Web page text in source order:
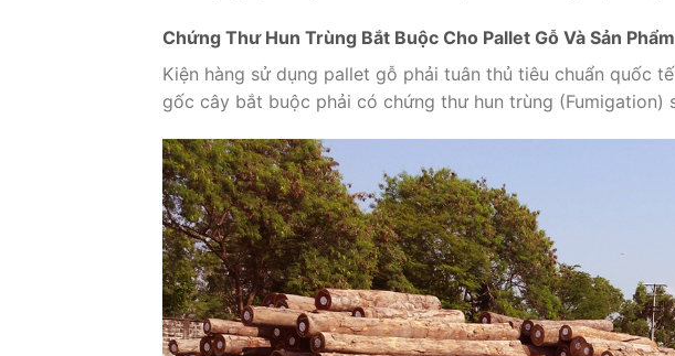
Chứng Thư Hun Trùng Bắt Buộc Cho Pallet Gỗ Và Sản
Kiện hàng sử dụng pallet gỗ phải tuân thủ tiêu chuẩn quốc tế
gốc cây bắt buộc phải có chứng thư hun trùng (Fumigation)